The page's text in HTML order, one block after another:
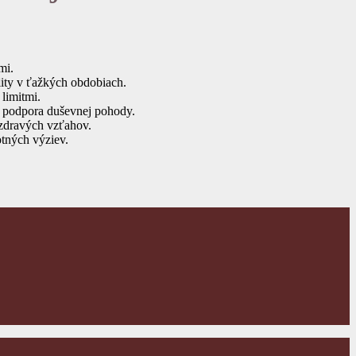
v ťažkých obdobiach.
limitmi.
duševnej pohody.
vzťahov.
výziev.